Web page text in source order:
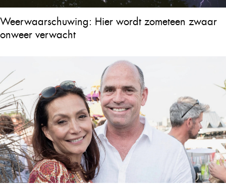
Weerwaarschuwing: Hier wordt zometeen zwaar
onweer verwacht